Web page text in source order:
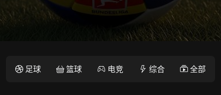
足球 篮球 电竞 综合 全部